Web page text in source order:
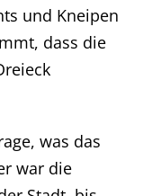
und Kneipen
dass die
was das
war die